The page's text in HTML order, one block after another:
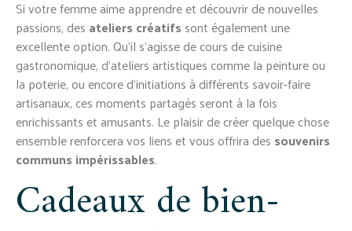
Si votre femme aime apprendre et découvrir de nouvelles
passions, des ateliers créatifs sont également une
excellente option. Qu’il s’agisse de cours de cuisine
gastronomique, d’ateliers artistiques comme la peinture ou
la poterie, ou encore d’initiations à différents savoir-faire
artisanaux, ces moments partagés seront à la fois
enrichissants et amusants. Le plaisir de créer quelque chose
ensemble renforcera vos liens et vous offrira des souvenirs
communs impérissables.
Cadeaux de bien-